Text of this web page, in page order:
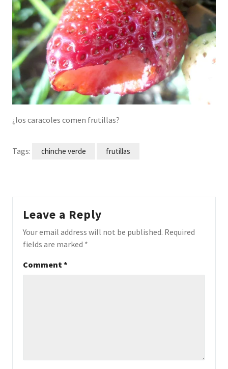
¿los caracoles comen frutillas?
Tags: chinche verde frutillas
Leave a Reply
Your email address will not be published. Required
fields are marked *
Comment *